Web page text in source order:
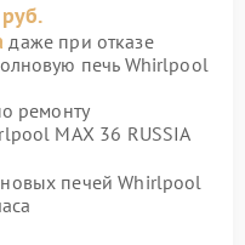
даже при отказе
печь Whirlpool
ремонту
MAX 36 RUSSIA
печей Whirlpool